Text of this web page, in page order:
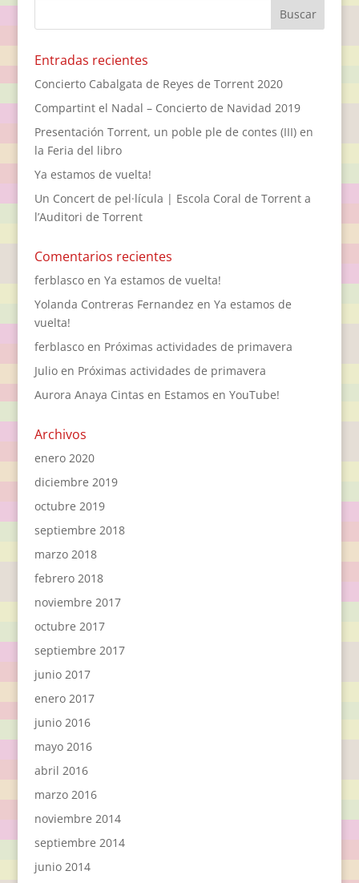
Entradas recientes
Concierto Cabalgata de Reyes de Torrent 2020
Compartint el Nadal – Concierto de Navidad 2019
Presentación Torrent, un poble ple de contes (III) en
la Feria del libro
Ya estamos de vuelta!
Un Concert de pel·lícula | Escola Coral de Torrent a
l’Auditori de Torrent
Comentarios recientes
ferblascoen Ya estamos de vuelta!
Yolanda Contreras Fernandez en Ya estamos de
vuelta!
ferblascoen Próximas actividades de primavera
Julioen Próximas actividades de primavera
Aurora Anaya Cintas en Estamos en YouTube!
Archivos
enero 2020
diciembre 2019
octubre 2019
septiembre 2018
marzo 2018
febrero 2018
noviembre 2017
octubre 2017
septiembre 2017
junio 2017
enero 2017
junio 2016
mayo 2016
abril 2016
marzo 2016
noviembre 2014
septiembre 2014
junio 2014